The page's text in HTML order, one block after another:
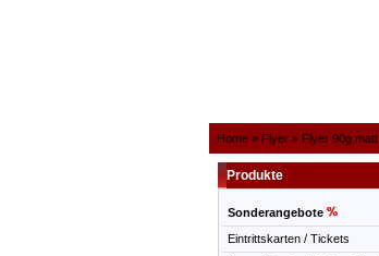
Home » Flyer » Flyer 90g matt
Produkte
Sonderangebote
Eintrittskarten / Tickets